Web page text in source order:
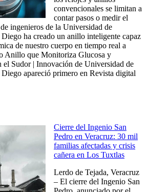
convencionales se limitan a
contar pasos o medir el
ingenieros de la Universidad de
ha creado un anillo inteligente capaz
de nuestro cuerpo en tiempo real a
Anillo que Monitoriza Glucosa y
el Sudor | Innovación de Universidad de
apareció primero en Revista digital
Cierre del Ingenio San
Pedro en Veracruz: 30 mil
familias afectadas y crisis
cañera en Los Tuxtlas
Lerdo de Tejada, Veracruz
– El cierre del Ingenio San